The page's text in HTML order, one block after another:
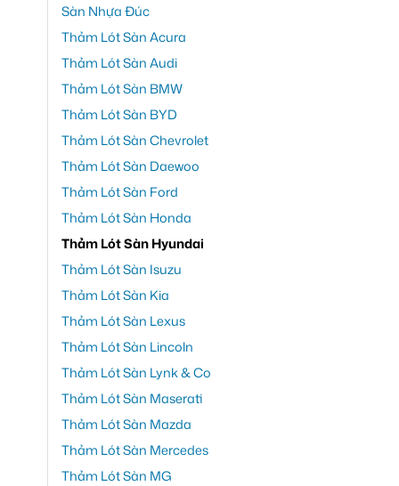
Sàn Nhựa Đúc
Thảm Lót Sàn Acura
Thảm Lót Sàn Audi
Thảm Lót Sàn BMW
Thảm Lót Sàn BYD
Thảm Lót Sàn Chevrolet
Thảm Lót Sàn Daewoo
Thảm Lót Sàn Ford
Thảm Lót Sàn Honda
Thảm Lót Sàn Hyundai
Thảm Lót Sàn Isuzu
Thảm Lót Sàn Kia
Thảm Lót Sàn Lexus
Thảm Lót Sàn Lincoln
Thảm Lót Sàn Lynk & Co
Thảm Lót Sàn Maserati
Thảm Lót Sàn Mazda
Thảm Lót Sàn Mercedes
Thảm Lót Sàn MG